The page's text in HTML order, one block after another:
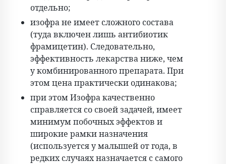
отдельно;
изофра не имеет сложного состава
(туда включен лишь антибиотик
фрамицетин). Следовательно,
эффективность лекарства ниже, чем
у комбинированного препарата. При
этом цена практически одинакова;
при этом Изофра качественно
справляется со своей задачей, имеет
минимум побочных эффектов и
широкие рамки назначения
(используется у малышей от года, в
редких случаях назначается с самого